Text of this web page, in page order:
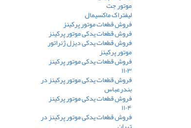
موتور جت
لیفتراک ماکسیمال
فروش قطعات موتور پرکینز
فروش قطعات یدکی موتور پرکینز
فروش قطعات یدکی دیزل ژنراتور
موتور پرکینز
فروش قطعات یدکی موتور پرکینز
۱۱۰۳
فروش قطعات یدکی موتور پرکینز در
بندرعباس
فروش قطعات یدکی موتور پرکینز
۱۱۰۴
فروش قطعات یدکی موتور پرکینز در